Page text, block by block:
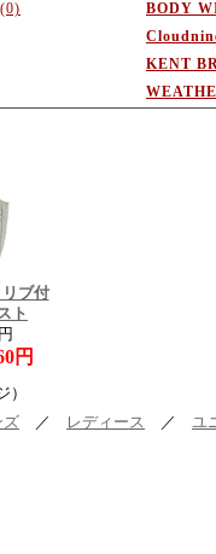
(0) BODY
KENT
ブ付
ト
円
）
ズ ／ レディース ／ ユ